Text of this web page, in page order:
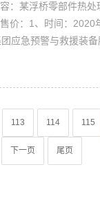
某浮桥零部件热处
价：1、时间：2020
应急预警与救援装
113 114 115
下一页 尾页